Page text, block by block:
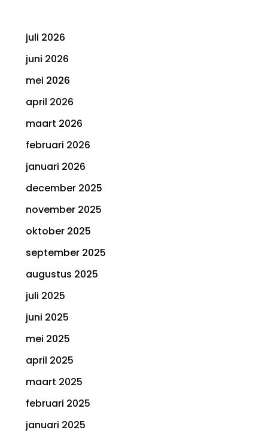
juli 2026
juni 2026
mei 2026
april 2026
maart 2026
februari 2026
januari 2026
december 2025
november 2025
oktober 2025
september 2025
augustus 2025
juli 2025
juni 2025
mei 2025
april 2025
maart 2025
februari 2025
januari 2025